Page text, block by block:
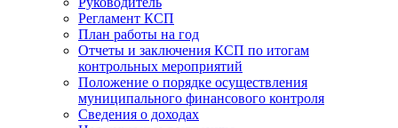
Регламент КСП
План работы на год
Отчеты и заключения КСП по итогам
контрольных мероприятий
Положение о порядке осуществления
муниципального финансового контроля
Сведения о доходах